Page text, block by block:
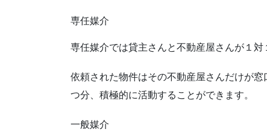
専任媒介
専任媒介では貸主さんと不動産屋さんが１対
依頼された物件はその不動産屋さんだけが
つ分、積極的に活動することができます。
一般媒介